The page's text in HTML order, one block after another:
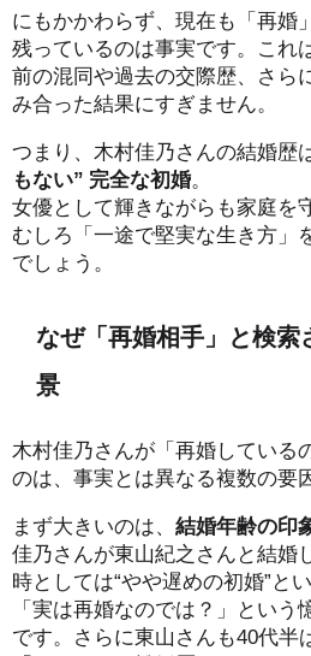
にもかかわらず、現在も「再婚
残っているのは事実です。これ
前の混同や過去の交際歴、さら
み合った結果にすぎません。
つまり、木村佳乃さんの結婚歴
もない” 完全な初婚。
女優として輝きながらも家庭を
むしろ「一途で堅実な生き方」
でしょう。
なぜ「再婚相手」と検索
景
木村佳乃さんが「再婚している
のは、事実とは異なる複数の要
まず大きいのは、 結婚年齢の印
佳乃さんが東山紀之さんと結婚
時としては“やや遅めの初婚”と
「実は再婚なのでは？」という
です。さらに東山さんも40代半